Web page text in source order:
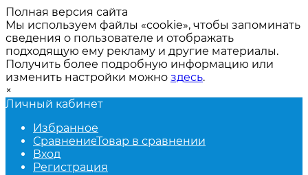
Полная версия сайта
Мы используем файлы «cookie», чтобы запоминать
сведения о пользователе и отображать
подходящую ему рекламу и другие материалы.
Получить более подробную информацию или
изменить настройки можно здесь.
×
Личный кабинет
Избранное
СравнениеТовар в сравнении
Вход
Регистрация